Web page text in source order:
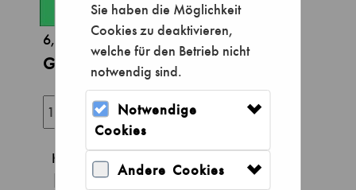
Sie haben die Möglichkeit
Cookies zu deaktivieren,
welche für den Betrieb nicht
notwendig sind.
Notwendige
Cookies
Andere Cookies
6,00 €
Gutschein - Tageskarte ermäßigt
Kinder und Jugendliche von 6 bis 17 Jahre
| SchülerInnen, Auszubildende,